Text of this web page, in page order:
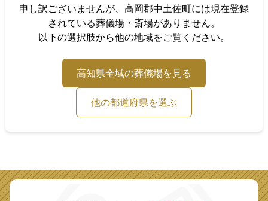
申し訳ございませんが、 高岡郡中土佐町には現在登録
されている葬儀場・斎場がありません。
以下の選択肢から他の地域をご覧ください。
高知県全域の葬儀場を見る
他の都道府県を選ぶ